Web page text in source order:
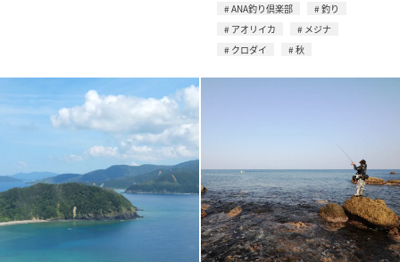
ANA釣り倶楽部
釣り
アオリイカ
メジナ
クロダイ
秋